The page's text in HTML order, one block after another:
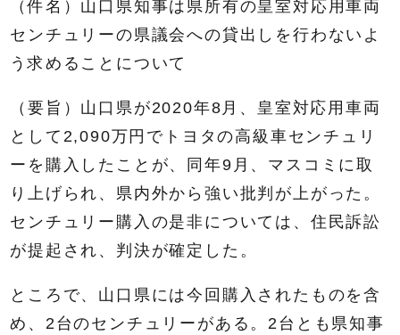
（件名）山口県知事は県所有の皇室対応用車両
センチュリーの県議会への貸出しを行わないよ
う求めることについて
（要旨）山口県が2020年8月、皇室対応用車両
として2,090万円でトヨタの高級車センチュリ
ーを購入したことが、同年9月、マスコミに取
り上げられ、県内外から強い批判が上がった。
センチュリー購入の是非については、住民訴訟
が提起され、判決が確定した。
ところで、山口県には今回購入されたものを含
め、2台のセンチュリーがある。2台とも県知事